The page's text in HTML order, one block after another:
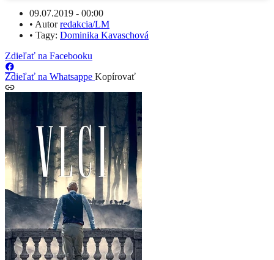
09.07.2019 - 00:00
• Autorredakcia/LM
• Tagy: Dominika Kavaschová
Zdieľať na Facebooku
Zdieľať na Whatsappe Kopírovať